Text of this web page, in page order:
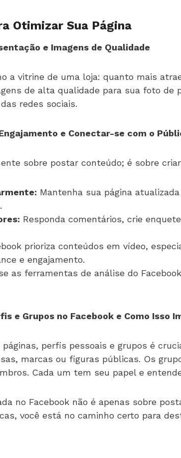
Otimizar Sua Página
e Imagens de Qualidade
a vitrine de uma loja: quanto mais
de alta qualidade para sua foto
redes sociais.
e Conectar-se com o
sobre postar conteúdo; é sobre
Mantenha sua página
Responda comentários, crie
prioriza conteúdos em vídeo,
e engajamento.
as ferramentas de análise do
e Grupos no Facebook e Como Isso
perfis pessoais e grupos é
marcas ou figuras públicas. Os
Cada um tem seu papel e
no Facebook não é apenas sobre
você está no caminho certo para